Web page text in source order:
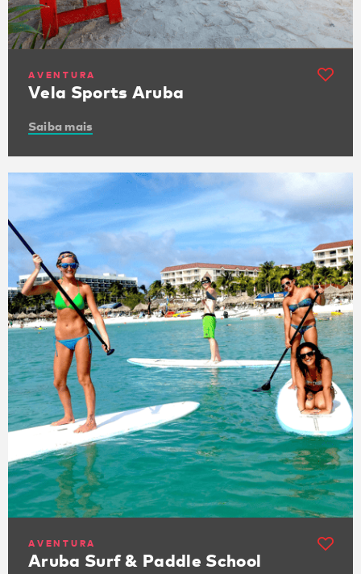
AVENTURA
Vela Sports Aruba
Saiba mais
AVENTURA
Aruba Surf & Paddle School